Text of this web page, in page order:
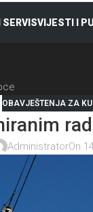
SERVISVIJESTI I
OBAVJEŠTENJA ZA
AdministratorOn